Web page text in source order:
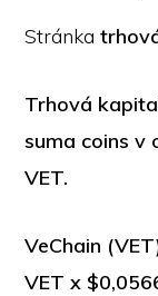
Stránka
Trhová
suma coins v
VET.
VeChain
VET x